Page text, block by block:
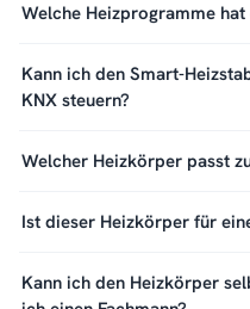
Welche Heizprogramme
Kann ich den Smart-
KNX steuern?
Welcher Heizkörper passt
Ist dieser Heizkörper für
Kann ich den Heizkörper